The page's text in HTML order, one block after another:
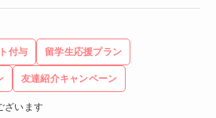
付与 留学生応援プラン
友達紹介キャンペーン
ざいます